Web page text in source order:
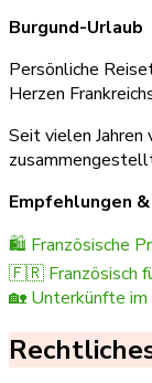
Burgund-Urlaub
Persönliche
Herzen
Seit vielen
Empfehlungen
🛍️ Französische
🇫🇷 Französisch
🏡 Unterkünfte im